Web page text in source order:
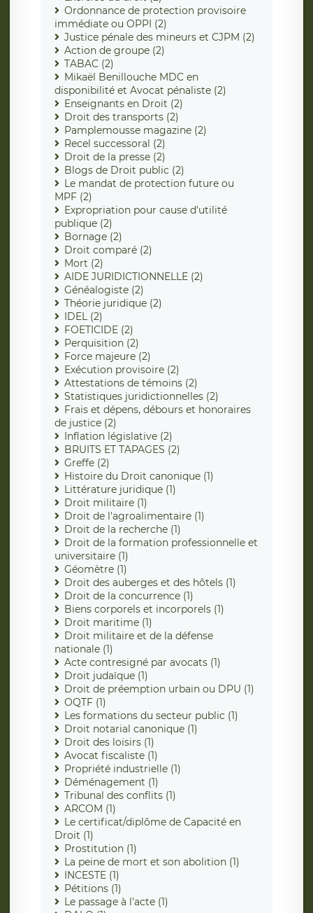
Ordonnance de protection provisoire
immédiate ou OPPI (2)
Justice pénale des mineurs et CJPM (2)
Action de groupe (2)
TABAC (2)
Mikaël Benillouche MDC en
disponibilité et Avocat pénaliste (2)
Enseignants en Droit (2)
Droit des transports (2)
Pamplemousse magazine (2)
Recel successoral (2)
Droit de la presse (2)
Blogs de Droit public (2)
Le mandat de protection future ou
MPF (2)
Expropriation pour cause d'utilité
publique (2)
Bornage (2)
Droit comparé (2)
Mort (2)
AIDE JURIDICTIONNELLE (2)
Généalogiste (2)
Théorie juridique (2)
IDEL (2)
FOETICIDE (2)
Perquisition (2)
Force majeure (2)
Exécution provisoire (2)
Attestations de témoins (2)
Statistiques juridictionnelles (2)
Frais et dépens, débours et honoraires
de justice (2)
Inflation législative (2)
BRUITS ET TAPAGES (2)
Greffe (2)
Histoire du Droit canonique (1)
Littérature juridique (1)
Droit militaire (1)
Droit de l'agroalimentaire (1)
Droit de la recherche (1)
Droit de la formation professionnelle et
universitaire (1)
Géomètre (1)
Droit des auberges et des hôtels (1)
Droit de la concurrence (1)
Biens corporels et incorporels (1)
Droit maritime (1)
Droit militaire et de la défense
nationale (1)
Acte contresigné par avocats (1)
Droit judaïque (1)
Droit de préemption urbain ou DPU (1)
OQTF (1)
Les formations du secteur public (1)
Droit notarial canonique (1)
Droit des loisirs (1)
Avocat fiscaliste (1)
Propriété industrielle (1)
Déménagement (1)
Tribunal des conflits (1)
ARCOM (1)
Le certificat/diplôme de Capacité en
Droit (1)
Prostitution (1)
La peine de mort et son abolition (1)
INCESTE (1)
Pétitions (1)
Le passage à l'acte (1)